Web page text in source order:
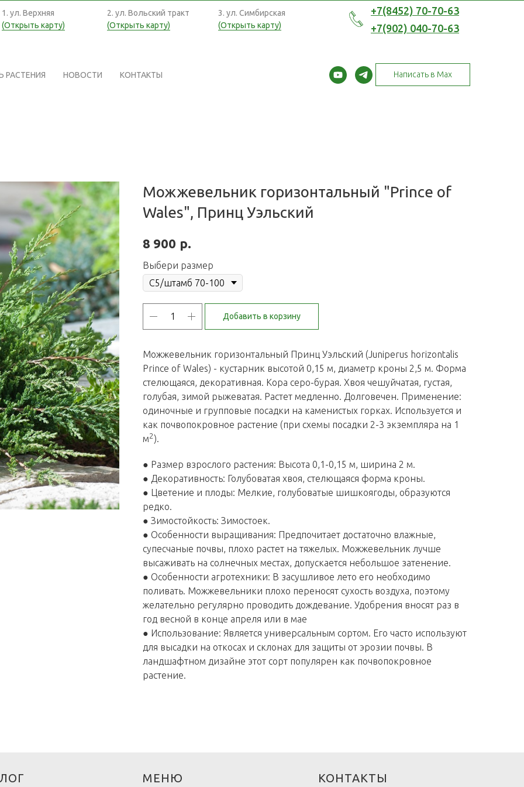
1. ул. Верхняя
(Открыть карту)
+7(8452) 70-70-63
2. ул. Вольский тракт
(Открыть карту)
3. ул. Симбирская
(Открыть карту)
+7(902) 040-70-63
РАСТЕНИЯ НОВОСТИ КОНТАКТЫ Написать в Max
Можжевельник горизонтальный "Prince of
Wales", Принц Уэльский
8 900 р.
Выбери размер
Добавить в корзину
Можжевельник горизонтальный Принц Уэльский (Juniperus horizontalis
Prince of Wales) - кустарник высотой 0,15 м, диаметр кроны 2,5 м. Форма
стелющаяся, декоративная. Кора серо-бурая. Хвоя чешуйчатая, густая,
голубая, зимой рыжеватая. Растет медленно. Долговечен. Применение:
одиночные и групповые посадки на каменистых горках. Используется и
как почвопокровное растение (при схемы посадки 2-3 экземпляра на 1
м2).
● Размер взрослого растения: Высота 0,1-0,15 м, ширина 2 м.
● Декоративность: Голубоватая хвоя, стелющаяся форма кроны.
● Цветение и плоды: Мелкие, голубоватые шишкоягоды, образуются
редко.
● Зимостойкость: Зимостоек.
● Особенности выращивания: Предпочитает достаточно влажные,
супесчаные почвы, плохо растет на тяжелых. Можжевельник лучше
высаживать на солнечных местах, допускается небольшое затенение.
● Особенности агротехники: В засушливое лето его необходимо
поливать. Можжевельники плохо переносят сухость воздуха, поэтому
желательно регулярно проводить дождевание. Удобрения вносят раз в
год весной в конце апреля или в мае
● Использование: Является универсальным сортом. Его часто используют
для высадки на откосах и склонах для защиты от эрозии почвы. В
ландшафтном дизайне этот сорт популярен как почвопокровное
растение.
МЕНЮ КОНТАКТЫ